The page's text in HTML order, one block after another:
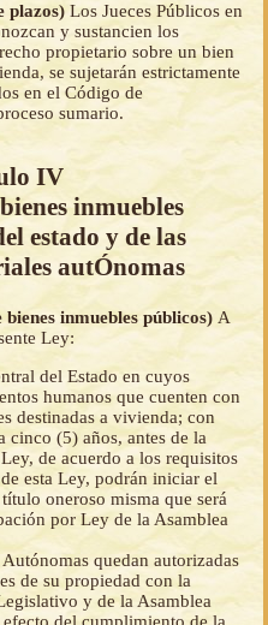
plazos) Los Jueces Públicos en
y sustancien los
propietario sobre un bien
se sujetarán estrictamente
en el Código de
sumario.
IV
inmuebles
estado y de las
autÓnomas
inmuebles públicos) A
Ley:
del Estado en cuyos
humanos que cuenten con
destinadas a vivienda; con
cinco (5) años, antes de la
de acuerdo a los requisitos
esta Ley, podrán iniciar el
oneroso misma que será
por Ley de la Asamblea
quedan autorizadas
de su propiedad con la
y de la Asamblea
del cumplimiento de la